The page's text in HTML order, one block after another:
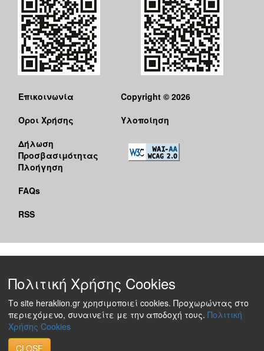
Επικοινωνία
Όροι Χρήσης
Δήλωση
Προσβασιμότητας
Πλοήγηση
FAQs
RSS
Copyright © 2026
Υλοποίηση
Πολιτική Χρήσης Cookies
Το site heraklion.gr χρησιμοποιεί cookies. Προχωρώντας στο
περιεχόμενο, συναινείτε με την αποδοχή τους. Πολιτική
Χρήσης Cookies
CLOSE